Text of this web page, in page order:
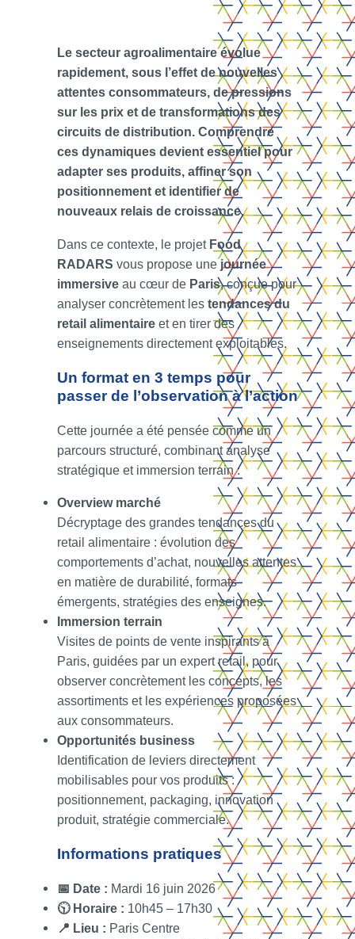
Le secteur agroalimentaire évolue
rapidement, sous l’effet de nouvelles
attentes consommateurs, de pressions
sur les prix et de transformations des
circuits de distribution. Comprendre
ces dynamiques devient essentiel pour
adapter ses produits, affiner son
positionnement et identifier de
nouveaux relais de croissance.
Dans ce contexte, le projet Food
RADARS vous propose unejournée
immersive au cœur de Paris, conçue pour
analyser concrètement les tendances du
retail alimentaire et en tirer des
enseignements directement exploitables.
Un format en 3 temps pour
passer de l’observation à l’action
Cette journée a été pensée comme un
parcours structuré, combinant analyse
stratégique et immersion terrain :
Overview marché
Décryptage des grandes tendances du
retail alimentaire : évolution des
comportements d’achat, nouvelles attentes
en matière de durabilité, formats
émergents, stratégies des enseignes.
Immersion terrain
Visites de points de vente inspirants à
Paris, guidées par un expert retail, pour
observer concrètement les concepts, les
assortiments et les expériences proposées
aux consommateurs.
Opportunités business
Identification de leviers directement
mobilisables pour vos produits :
positionnement, packaging, innovation
produit, stratégie commerciale.
Informations pratiques
📅 Date : Mardi 16 juin 2026
🕥 Horaire : 10h45 – 17h30
📍 Lieu : Paris Centre